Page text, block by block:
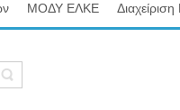
ΜΟΔΥ ΕΛΚΕ